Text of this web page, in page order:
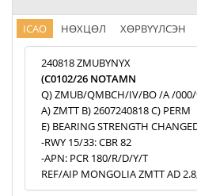
ICAO НӨХЦӨЛ ХӨРВҮҮЛСЭН
240818 ZMUBYNYX
(C0102/26 NOTAMN
Q) ZMUB/QMBCH/IV/BO /A /
A) ZMTT B) 2607240818 C) PERM
E) BEARING STRENGTH
-RWY 15/33: CBR 82
-APN: PCR 180/R/D/Y/T
REF/AIP MONGOLIA ZMTT AD